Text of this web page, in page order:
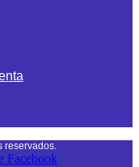
reservados.
Facebook